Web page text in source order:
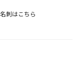
刺はこちら